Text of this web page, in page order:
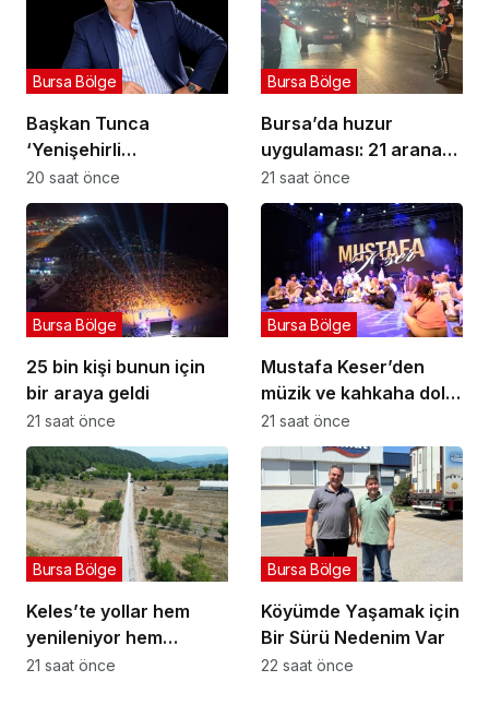
Başkan Tunca
‘Yenişehirli
üreticilerimizin her
daim yanındayız’
Bursa Bölge
20 saat önce
Bursa’da huzur
uygulaması: 21 aranan
şahıs yakalandı, 388
bin TL ceza kesildi
Bursa Bölge
21 saat önce
25 bin kişi bunun için
bir araya geldi
Bursa Bölge
21 saat önce
Mustafa Keser’den
müzik ve kahkaha dolu
gece
Bursa Bölge
21 saat önce
Keles’te yollar hem
yenileniyor hem
genişliyor
Bursa Bölge
21 saat önce
Köyümde Yaşamak için
Bir Sürü Nedenim Var
Bursa Bölge
22 saat önce